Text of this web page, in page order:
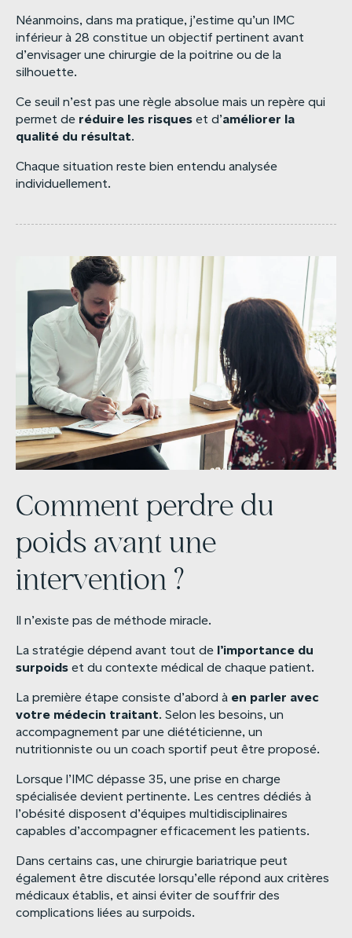
Néanmoins, dans ma pratique, j’estime qu’un IMC
inférieur à 28 constitue un objectif pertinent avant
d’envisager une chirurgie de la poitrine ou de la
silhouette.
Ce seuil n’est pas une règle absolue mais un repère qui
permet de réduire les risques et d’améliorer la
qualité du résultat.
Chaque situation reste bien entendu analysée
individuellement.
Comment perdre du
poids avant une
intervention ?
Il n’existe pas de méthode miracle.
La stratégie dépend avant tout de l’importance du
surpoids et du contexte médical de chaque patient.
La première étape consiste d’abord à en parler avec
votre médecin traitant. Selon les besoins, un
accompagnement par une diététicienne, un
nutritionniste ou un coach sportif peut être proposé.
Lorsque l’IMC dépasse 35, une prise en charge
spécialisée devient pertinente. Les centres dédiés à
l’obésité disposent d’équipes multidisciplinaires
capables d’accompagner efficacement les patients.
Dans certains cas, une chirurgie bariatrique peut
également être discutée lorsqu’elle répond aux critères
médicaux établis, et ainsi éviter de souffrir des
complications liées au surpoids.